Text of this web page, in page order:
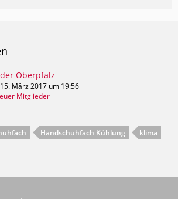
Oberpfalz
15. März 2017 um 19:56
Mitglieder
Handschuhfach Kühlung
klima